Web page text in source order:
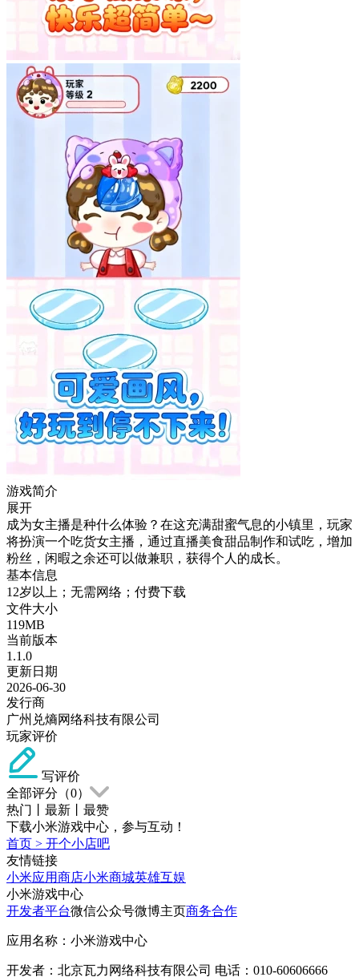
游戏简介
展开
成为女主播是种什么体验？在这充满甜蜜气息的小镇里，玩家
将扮演一个吃货女主播，通过直播美食甜品制作和试吃，增加
粉丝，闲暇之余还可以做兼职，获得个人的成长。
基本信息
12岁以上；无需网络；付费下载
文件大小
119MB
当前版本
1.1.0
更新日期
2026-06-30
发行商
广州兑熵网络科技有限公司
玩家评价
写评价
全部评分（0）
热门
最新
最赞
下载小米游戏中心，参与互动！
首页 > 开个小店吧
友情链接
小米应用商店小米商城英雄互娱
小米游戏中心
开发者平台微信公众号微博主页商务合作
应用名称：小米游戏中心
开发者：北京瓦力网络科技有限公司 电话：010-60606666